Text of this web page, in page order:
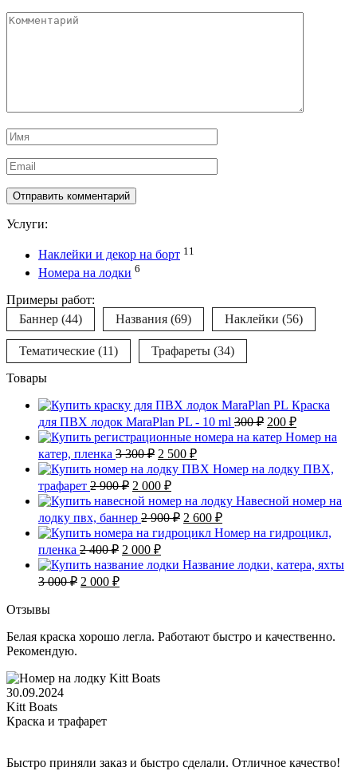
Комментарий
Имя
*
Email
*
Услуги:
Наклейки и декор на борт 11
Номера на лодки 6
Примеры работ:
Баннер (44) Названия (69) Наклейки (56)
Тематические (11) Трафареты (34)
Товары
Краска
для ПВХ лодок MaraPlan PL - 10 ml 300₽ Первоначальная
цена
составляла
300 ₽.
200 ₽Текущая
цена:
Номер на
катер, пленка 3 300₽ Первоначальная
цена
составляла
3
300 ₽.
2 500 ₽Текущая
цена:
2
500 ₽.
Номер на лодку ПВХ,
трафарет 2 900₽ Первоначальная
цена
составляла
2
900 ₽.
2 000 ₽Текущая
цена:
2
000 ₽.
Навесной номер на
лодку пвх, баннер 2 900₽ Первоначальная
цена
составляла
2
900 ₽.
2 600 ₽Текущая
цена:
2
600 ₽.
Номер на гидроцикл,
пленка 2 400₽ Первоначальная
цена
составляла
2 000 ₽Текущая
цена:
2
Название лодки, катера, яхты
3 000₽ Первоначальная
000 ₽.
2 000 ₽Текущая
Отзывы
Белая краска хорошо легла. Работают быстро и качественно.
Рекомендую.
30.09.2024
Kitt Boats
Краска и трафарет
Быстро приняли заказ и быстро сделали. Отличное качество!